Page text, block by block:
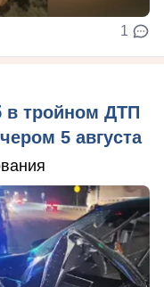
1
в тройном ДТП
5 августа